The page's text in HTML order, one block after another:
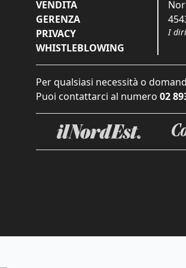
VENDITA
GERENZA
PRIVACY
WHISTLEBLOWING
I
Per qualsiasi necessità o
Puoi contattarci al numero 02